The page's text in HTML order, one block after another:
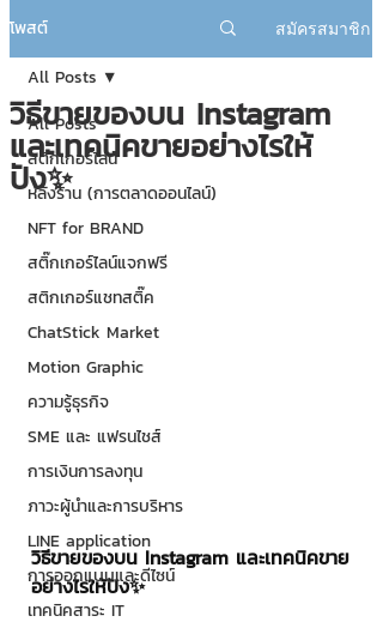
โพสต์ สมัครสมาชิก
All Posts
สติกเกอร์ไลน์
หลังร้าน (การตลาดออนไลน์)
NFT for BRAND
สติ๊กเกอร์ไลน์แจกฟรี
สติกเกอร์แชทสติ๊ค
ChatStick Market
Motion Graphic
ความรู้ธุรกิจ
SME และ แฟรนไชส์
การเงินการลงทุน
ภาวะผู้นำและการบริหาร
LINE application
การออกแบบและดีไซน์
เทคนิคสาระ IT
All Posts
วิธีขายของบน Instagram
และเทคนิคขายอย่างไรให้
ปัง✨
วิธีขายของบน Instagram และเทคนิคขาย
อย่างไรให้ปัง✨